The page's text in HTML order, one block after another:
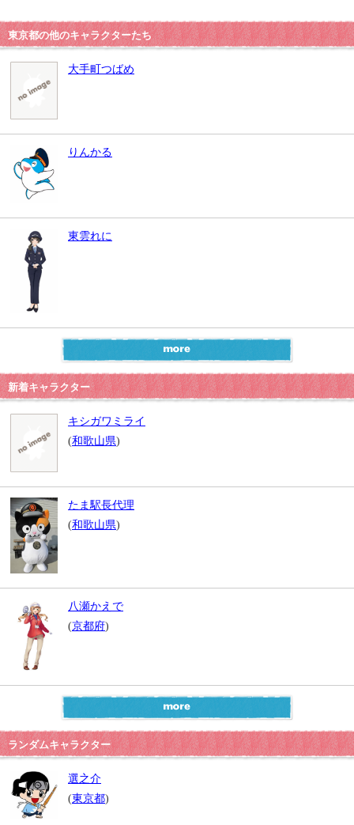
東京都の他のキャラクターたち
大手町つばめ
りんかる
東雲れに
新着キャラクター
キシガワミライ
(和歌山県)
たま駅長代理
(和歌山県)
八瀬かえで
(京都府)
ランダムキャラクター
選之介
(東京都)